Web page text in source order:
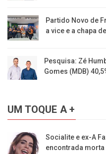
Partido Novo de
a vice e a chapa
Pesquisa: Zé
Gomes (MDB)
UM TOQUE A +
Socialite e ex-A
encontrada morta